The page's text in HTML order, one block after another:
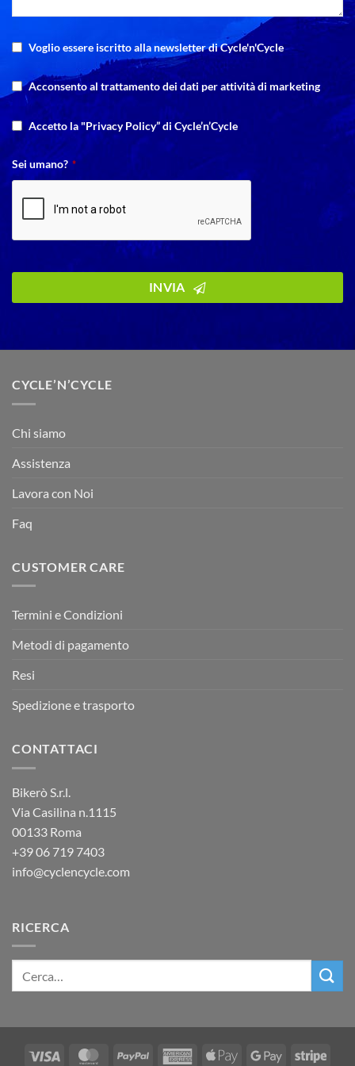
Voglio essere iscritto alla newsletter di Cycle'n'Cycle
Acconsento al trattamento dei dati per attività di marketing
Accetto la "Privacy Policy” di Cycle’n’Cycle
Sei umano? *
INVIA
CYCLE’N’CYCLE
Chi siamo
Assistenza
Lavora con Noi
Faq
CUSTOMER CARE
Termini e Condizioni
Metodi di pagamento
Resi
Spedizione e trasporto
CONTATTACI
Bikerò S.r.l.
Via Casilina n.1115
00133 Roma
+3906 719 7403
info@cyclencycle.com
RICERCA
Visa MasterCardPayPal
AmericanApple
Google
Stripe